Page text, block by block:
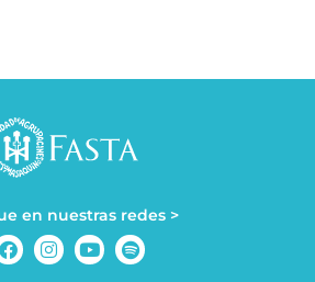
en nuestras redes >